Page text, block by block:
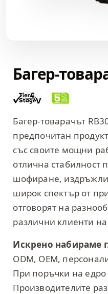
Багер-
Багер-товарачът
предпочитан
със своите мощни
отлична стабилност
шофиране,
широк спектър от
отговорят на
различни клиенти
Искрено набираме
ODM, OEM,
При поръчки на едро
Производителите